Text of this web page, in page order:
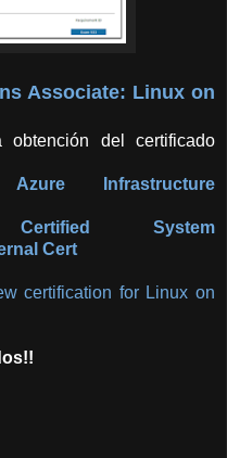
Associate: Linux on
obtención del certificado
Azure Infrastructure
System
Cert
certification for Linux on